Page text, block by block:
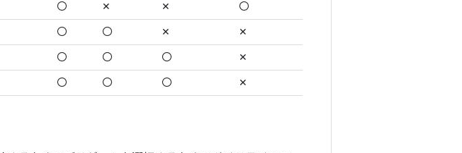
〇 ✕ ✕ 〇
〇 〇 ✕ ✕
〇 〇 〇 ✕
〇 〇 〇 ✕